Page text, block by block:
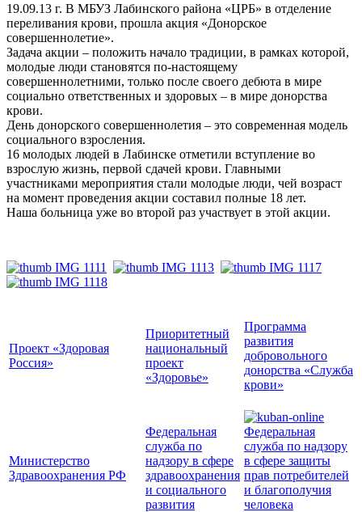
19.09.13 г. В МБУЗ Лабинского района «ЦРБ» в отделение
переливания крови, прошла акция «Донорское
совершеннолетие».
Задача акции – положить начало традиции, в рамках которой,
молодые люди становятся по-настоящему
совершеннолетними, только после своего дебюта в мире
социально ответственных и здоровых – в мире донорства
крови.
День донорского совершеннолетия – это современная модель
социального взросления.
16 молодых людей в Лабинске отметили вступление во
взрослую жизнь, первой сдачей крови. Главными
участниками мероприятия стали молодые люди, чей возраст
на момент проведения акции составил полные 18 лет.
Наша больница уже во второй раз участвует в этой акции.
Проект «Здоровая
Россия»
Приоритетный
национальный
проект
«Здоровье»
Программа
развития
добровольного
донорства «Служба
крови»
Министерство
Здравоохранения РФ
Федеральная
служба по
надзору в сфере
здравоохранения
и социального
развития
Федеральная
служба по надзору
в сфере защиты
прав потребителей
и благополучия
человека